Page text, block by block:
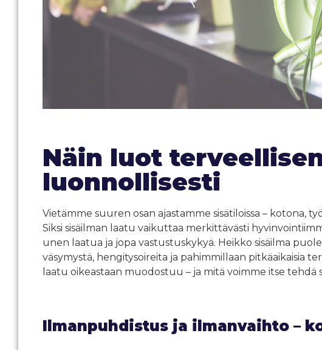
Näin luot
luonnollisesti
Vietämme suuren osan ajastamme sisätiloissa – kotona,
Siksi sisäilman laatu vaikuttaa merkittävästi
unen laatua ja jopa vastustuskykyä. Heikko sisäilma
väsymystä, hengitysoireita ja pahimmillaan pitkäaikaisia
laatu oikeastaan muodostuu – ja mitä voimme itse tehdä
Ilmanpuhdistus ja ilmanvaihto –